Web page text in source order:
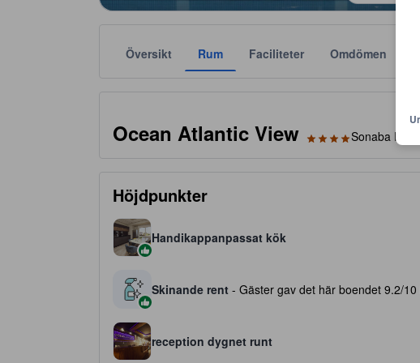
Översikt Rum Faciliteter Omdömen
Ocean Atlantic View Sonaba
Höjdpunkter
Handikappanpassat kök
Skinande rent - Gäster gav det här boendet 9.2/
reception dygnet runt